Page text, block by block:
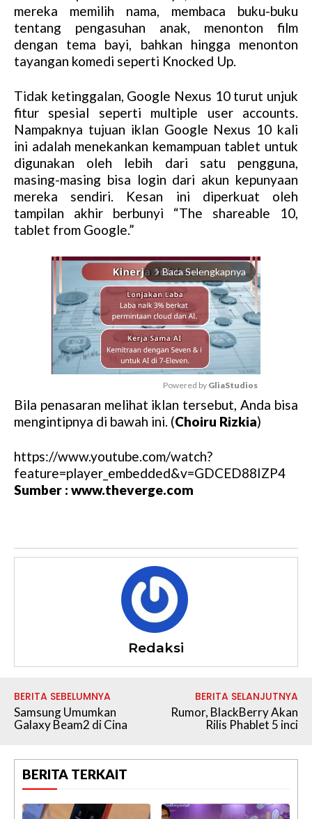
mereka memilih nama, membaca buku-buku
tentang pengasuhan anak, menonton film
dengan tema bayi, bahkan hingga menonton
tayangan komedi seperti Knocked Up.
Tidak ketinggalan, Google Nexus 10 turut unjuk
fitur spesial seperti multiple user accounts.
Nampaknya tujuan iklan Google Nexus 10 kali
ini adalah menekankan kemampuan tablet untuk
digunakan oleh lebih dari satu pengguna,
masing-masing bisa login dari akun kepunyaan
mereka sendiri. Kesan ini diperkuat oleh
tampilan akhir berbunyi “The shareable 10,
tablet from Google.”
arrow_forward_ios Baca Selengkapnya
M
u
Powered by GliaStudios
Bila penasaran melihat iklan tersebut, Anda bisa
mengintipnya di bawah ini. (Choiru Rizkia)
https://www.youtube.com/watch?
feature=player_embedded&v=GDCED88IZP4
Sumber : www.theverge.com
Redaksi
BERITA SEBELUMNYA
Samsung Umumkan
Galaxy Beam2 di Cina
BERITA SELANJUTNYA
Rumor, BlackBerry Akan
Rilis Phablet 5 inci
BERITA TERKAIT